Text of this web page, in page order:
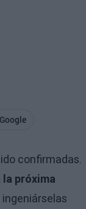
confirmadas.
próxima